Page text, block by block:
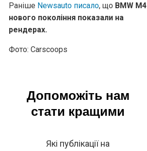
Раніше Newsauto писало, що BMW M4
нового покоління показали на
рендерах.
Фото: Carscoops
Допоможіть нам
стати кращими
Які публікації на